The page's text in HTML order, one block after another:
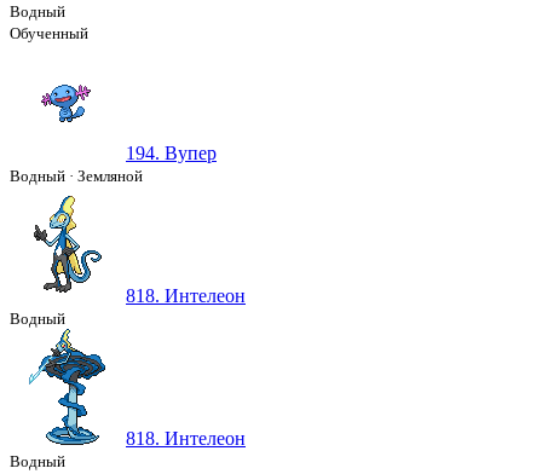
Водный
Обученный
194. Вупер
Водный · Земляной
818. Интелеон
Водный
818. Интелеон
Водный